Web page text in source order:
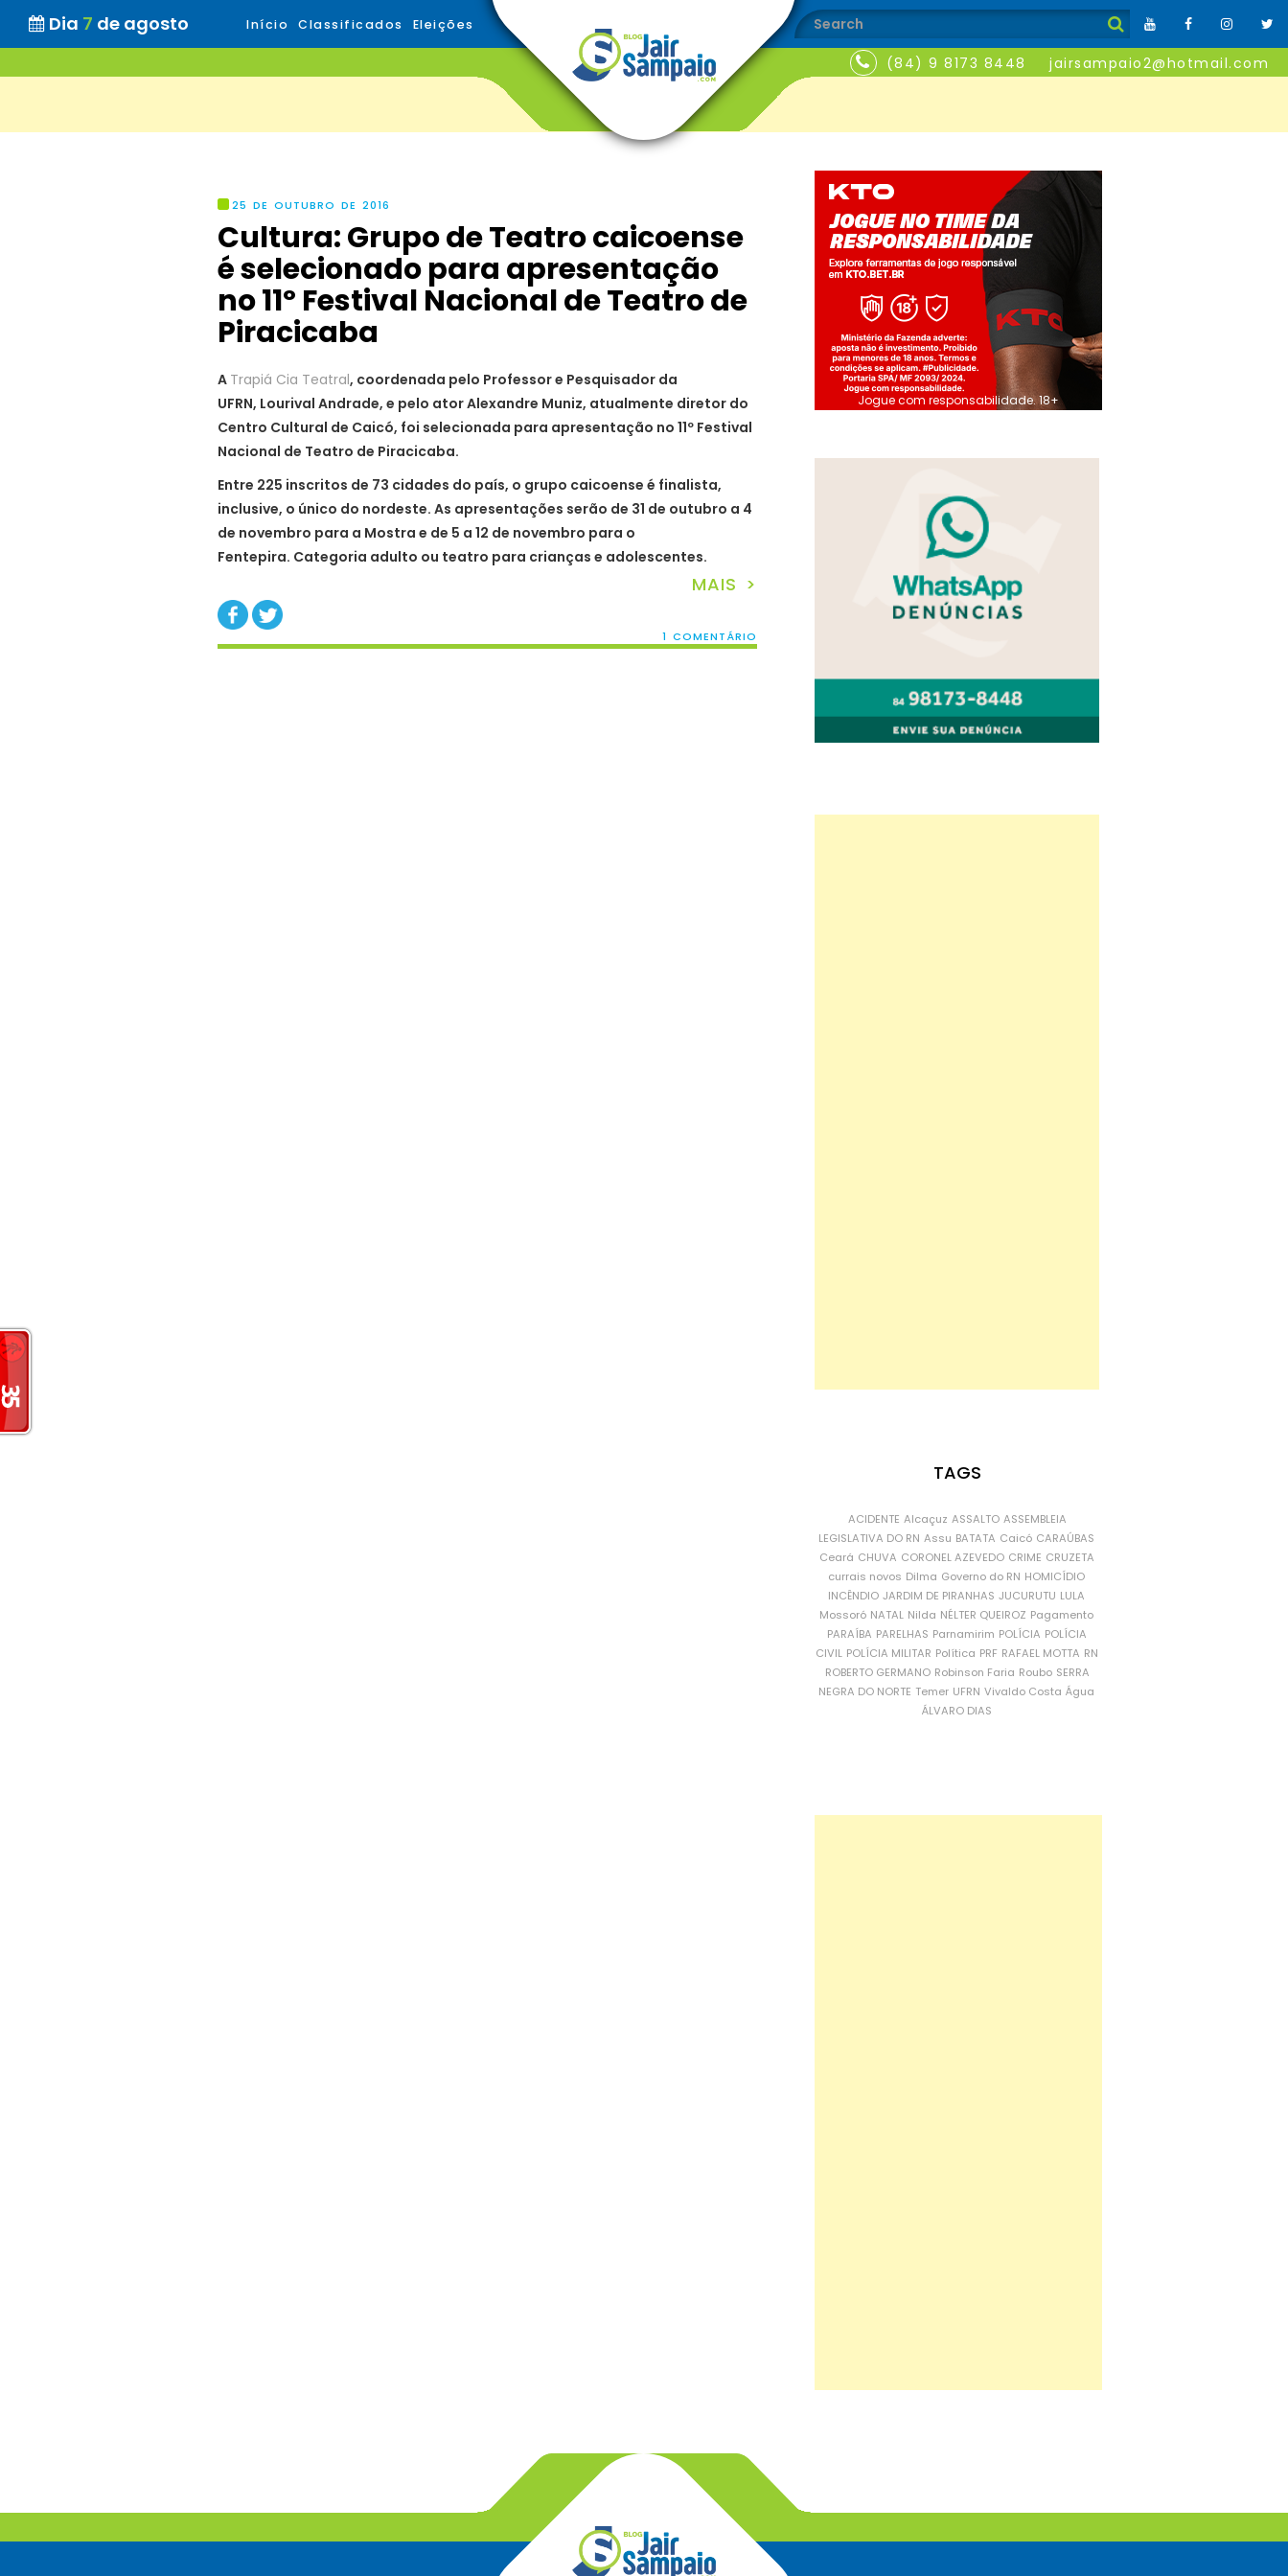
Dia 7 de agosto Início Classificados Eleições
(84) 9 8173 8448 jairsampaio2@hotmail.com
25 DE OUTUBRO DE 2016
Cultura: Grupo de Teatro caicoense
é selecionado para apresentação
no 11º Festival Nacional de Teatro de
Piracicaba
A Trapiá Cia Teatral, coordenada pelo Professor e Pesquisador da
UFRN, Lourival Andrade, e pelo ator Alexandre Muniz, atualmente diretor do
Centro Cultural de Caicó, foi selecionada para apresentação no 11º Festival
Nacional de Teatro de Piracicaba.
Entre 225 inscritos de 73 cidades do país, o grupo caicoense é finalista,
inclusive, o único do nordeste. As apresentações serão de 31 de outubro a 4
de novembro para a Mostra e de 5 a 12 de novembro para o
Fentepira. Categoria adulto ou teatro para crianças e adolescentes.
MAIS >
1 COMENTÁRIO
Jogue com responsabilidade. 18+
TAGS
ACIDENTE Alcaçuz ASSALTO ASSEMBLEIA
LEGISLATIVA DO RN Assu BATATA Caicó CARAÚBAS
Ceará CHUVA CORONEL AZEVEDO CRIME CRUZETA
currais novos Dilma Governo do RN HOMICÍDIO
INCÊNDIO JARDIM DE PIRANHAS JUCURUTU LULA
Mossoró NATAL Nilda NÉLTER QUEIROZ Pagamento
PARAÍBA PARELHAS Parnamirim POLÍCIA POLÍCIA
CIVIL POLÍCIA MILITAR Política PRF RAFAEL MOTTA RN
ROBERTO GERMANO Robinson Faria Roubo SERRA
NEGRA DO NORTE Temer UFRN Vivaldo Costa Água
ÁLVARO DIAS